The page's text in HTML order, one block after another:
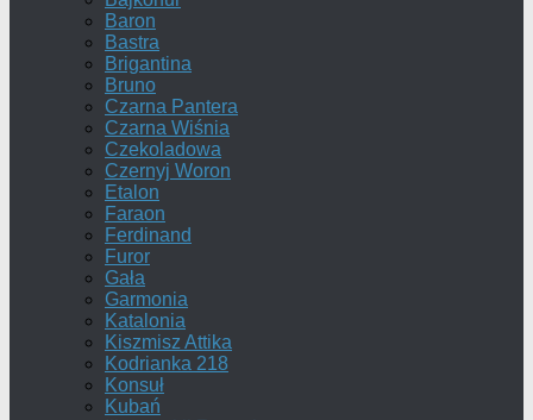
Baron
Bastra
Brigantina
Bruno
Czarna Pantera
Czarna Wiśnia
Czekoladowa
Czernyj Woron
Etalon
Faraon
Ferdinand
Furor
Gała
Garmonia
Katalonia
Kiszmisz Attika
Kodrianka 218
Konsuł
Kubań